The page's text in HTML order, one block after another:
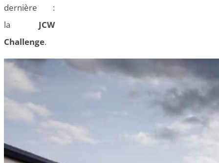
dernière :
la JCW
Challenge.